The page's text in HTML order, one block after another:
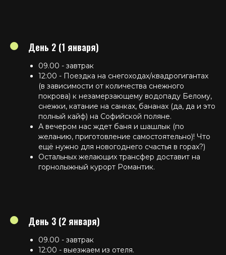
День 2 (1 января)
09.00 - завтрак
12:00 - Поездка на снегоходах/квадрогигантах
(в зависимости от количества снежного
покрова) к незамерзающему водопаду Белому,
снежки, катание на санках, бананах (да, да и это
полный кайф) на Софийской поляне.
А вечером нас ждет баня и шашлык (по
желанию, приготовление самостоятельно)! Что
ещё нужно для новогоднего счастья в горах?)
Остальных желающих трансфер доставит на
горнолыжный курорт Романтик.
День 3 (2 января)
09.00 - завтрак
12:00 - выезжаем из отеля.